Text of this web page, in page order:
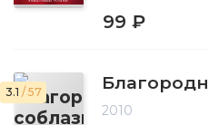
99 ₽
3.1 / 57
2010